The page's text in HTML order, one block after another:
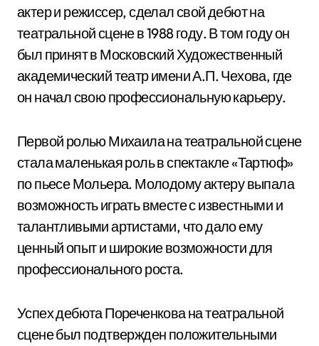
актер и режиссер, сделал свой дебют на
театральной сцене в 1988 году. В том году он
был принят в Московский Художественный
академический театр имени А.П. Чехова, где
он начал свою профессиональную карьеру.
Первой ролью Михаила на театральной сцене
стала маленькая роль в спектакле «Тартюф»
по пьесе Мольера. Молодому актеру выпала
возможность играть вместе с известными и
талантливыми артистами, что дало ему
ценный опыт и широкие возможности для
профессионального роста.
Успех дебюта Пореченкова на театральной
сцене был подтвержден положительными